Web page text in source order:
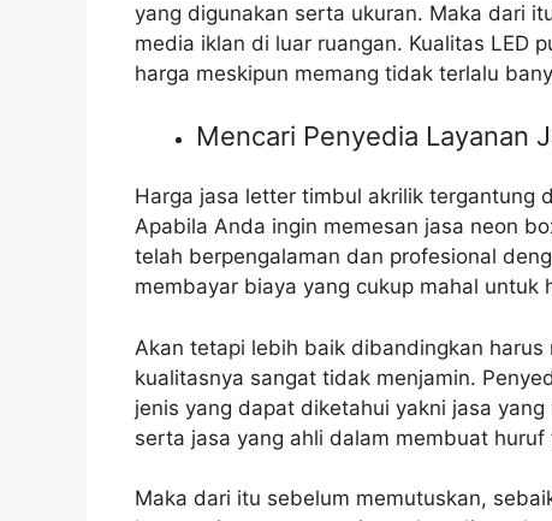
yang digunakan serta ukuran. Maka dari
media iklan di luar ruangan. Kualitas LED
harga meskipun memang tidak terlalu
Mencari Penyedia Layanan
Harga jasa letter timbul akrilik tergantung
Apabila Anda ingin memesan jasa neon
telah berpengalaman dan profesional
membayar biaya yang cukup mahal untuk
Akan tetapi lebih baik dibandingkan
kualitasnya sangat tidak menjamin.
jenis yang dapat diketahui yakni jasa
serta jasa yang ahli dalam membuat huruf
Maka dari itu sebelum memutuskan,